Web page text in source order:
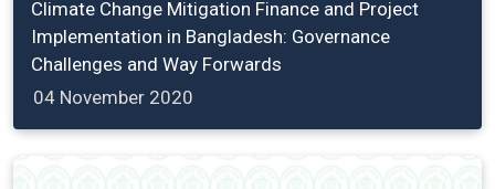
Climate Change Mitigation Finance and Project
Implementation in Bangladesh: Governance
Challenges and Way Forwards
04 November 2020